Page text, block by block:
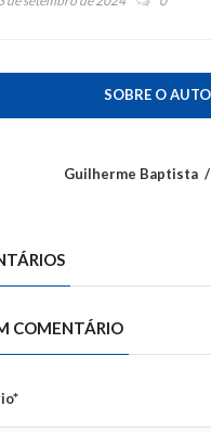
SOBRE O
Guilherme Baptista
COMENTÁRIO